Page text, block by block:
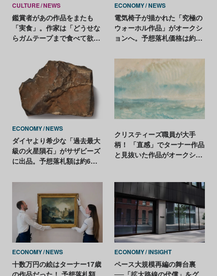
CULTURE NEWS
鑑賞者があの作品をまたも
「実食」。作家は「どうせな
らガムテープまで食べて欲し
ECONOMY NEWS
電気椅子が描かれた「究極の
ウォーホル作品」がオークシ
ョンへ。予想落札価格は約43
ECONOMY NEWS
ダイヤより希少な「過去最大
級の火星隕石」がサザビーズ
に出品。予想落札額は約6億
クリスティーズ職員が大手
柄！ 「直感」でターナー作品
と見抜いた作品がオークショ
ECONOMY NEWS
十数万円の絵はターナー17歳
ECONOMY INSIGHT
ペース大規模再編の舞台裏